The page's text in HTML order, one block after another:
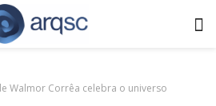
Walmor Corrêa celebra o universo